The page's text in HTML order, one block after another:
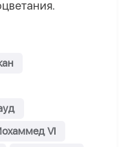
VI